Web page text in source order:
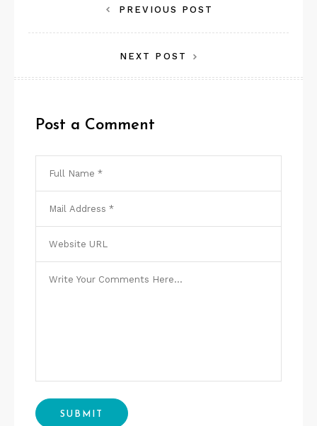
Navegação
de
PREVIOUS POST
NEXT POST
Post a Comment